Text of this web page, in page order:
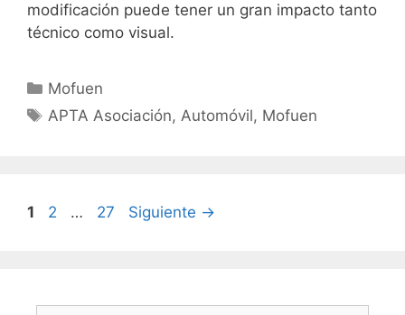
modificación puede tener un gran impacto tanto
técnico como visual.
Mofuen
APTA Asociación, Automóvil, Mofuen
1 2 … 27 Siguiente →